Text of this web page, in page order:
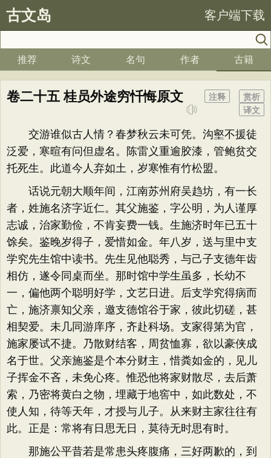
古文岛 客户端下载
推荐 诗文 名句 作者 古籍
卷二十五 桂员外途穷忏悔原文 赏析
注释
译文
交游谁似古人情？春梦秋云未可凭。沟壑不援徒
泛爱，寒暄有问但虚名。陈雷义重逾胶漆，管鲍贫交
托死生。此道今人弃如土，岁寒惟有竹松盟。
话说元朝大顺年间，江南苏州府吴趋坊，有一长
者，姓施名济字近仁。其父施鉴，字公明，为人谨厚
志诚，治家勤俭，不肯妄费一钱。生施济时年已五十
馀矣。鉴晚岁得子，爱惜如金。年八岁，送与里中支
学究先生馆中读书。先生见他聪秀，与己子支德年齿
相仿，遂令同桌而坐。那时馆中学生虽多，长幼不
一，偏他两个聪明好学，文艺日进。后支学究得病而
亡，施济禀知父亲，邀支德馆谷于家，彼此切磋，甚
相契爱。未几同游庠序，齐赴科场。支家得第为官，
施家屡试不捷。乃散财结客，周贫恤寡，欲以豪侠成
名于世。父亲施鉴是个本分财主，惜粪如金的，见儿
子挥金不吝，未免心疼。惟恐他将家财散尽，去后萧
索，乃密将黄白之物，埋藏于地窖中，如此数处，不
使人知，待等天年，才授与儿子。从来财主家往往有
此。正是：常将有日思无日，莫待无时思有时。
那施公平昔若是常患头疼腹痛，三好两歉的，到